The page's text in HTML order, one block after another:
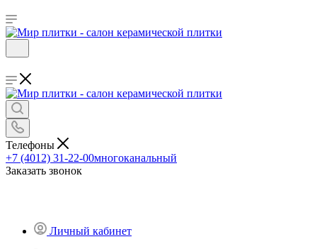
Телефоны
+7 (4012) 31-22-00многоканальный
Заказать звонок
Личный кабинет